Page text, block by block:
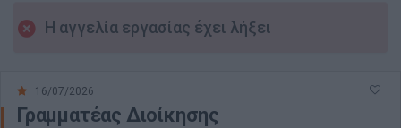
Η αγγελία εργασίας έχει λήξει
16/07/2026
Γραμματέας Διοίκησης